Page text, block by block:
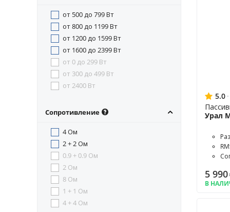
от 500 до 799 Вт
от 800 до 1199 Вт
от 1200 до 1599 Вт
от 1600 до 2399 Вт
от 0 до 299 Вт
от 300 до 499 Вт
от 2400 Вт
Сопротивление
4 Ом
2 + 2 Ом
0.9 + 0.9 Ом
2 Ом
8 Ом
1 + 1 Ом
4 + 4 Ом
5.0 ·
Урал
5 990
В